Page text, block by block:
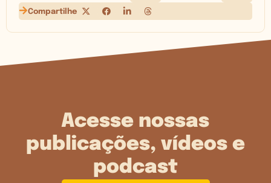
Compartilhe
Acesse nossas
publicações, vídeos e
podcast